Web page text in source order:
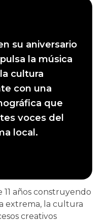
su aniversario
la música
cultura
con una
que
voces del
local.
años construyendo
extrema, la cultura
creativos